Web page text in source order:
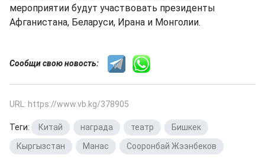
мероприятии будут участвовать президенты
Афганистана, Беларуси, Ирана и Монголии.
Сообщи свою новость:
URL: https://www.vb.kg/378905
Теги: Китай награда театр Бишкек
Кыргызстан
Манас Сооронбай Жээнбеков